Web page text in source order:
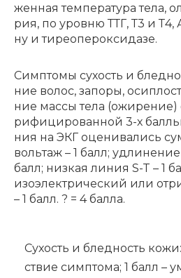
жен­ная тем­пе­ра­ту­ра те­ла,
рия, по уров­ню ТТГ, Т3 и Т4,
ну и ти­ре­о­пе­рок­си­да­зе.
Симп­то­мы су­хость и
ние во­лос, за­по­ры,
ние мас­сы те­ла
ри­фи­ци­ро­ван­ной 3-х
ния на ЭКГ оце­ни­ва­лись
воль­таж – 1 балл;
балл; низ­кая ли­ния S-T – 1
изо­элек­три­че­ский или
– 1 балл. ? = 4 бал­ла.
Су­хость и блед­ность
ствие симп­то­ма; 1 балл –